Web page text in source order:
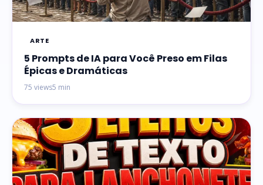
ARTE
5 Prompts de IA para Você Preso em Filas
Épicas e Dramáticas
75 views5 min